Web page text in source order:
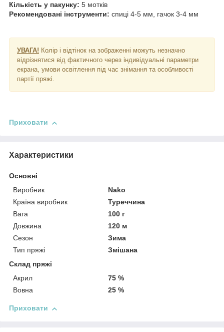
Кількість у пакунку: 5 мотків
Рекомендовані інструменти: спиці 4-5 мм, гачок 3-4 мм
УВАГА! Колір і відтінок на зображенні можуть незначно
відрізнятися від фактичного через індивідуальні параметри
екрана, умови освітлення під час знімання та особливості
партії пряжі.
Приховати
Характеристики
Основні
Виробник
Nako
Країна виробник
Туреччина
Вага
100 г
Довжина
120 м
Сезон
Зима
Тип пряжі
Змішана
Склад пряжі
Акрил
75 %
Вовна
25 %
Приховати